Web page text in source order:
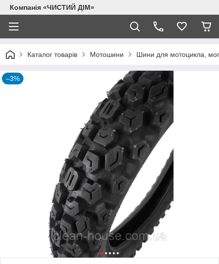
Компанія «ЧИСТИЙ ДІМ»
Каталог товарів Мотошини Шини для мотоцикла,
–3%